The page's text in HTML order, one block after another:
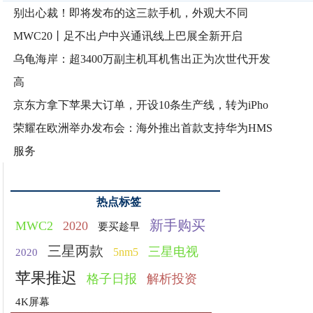
别出心裁！即将发布的这三款手机，外观大不同
MWC20丨足不出户中兴通讯线上巴展全新开启
乌龟海岸：超3400万副主机耳机售出正为次世代开发
高
京东方拿下苹果大订单，开设10条生产线，转为iPho
荣耀在欧洲举办发布会：海外推出首款支持华为HMS
服务
热点标签
MWC2 2020 要买趁早 新手购买
2020 三星两款 5nm5 三星电视
苹果推迟 格子日报 解析投资
4K屏幕